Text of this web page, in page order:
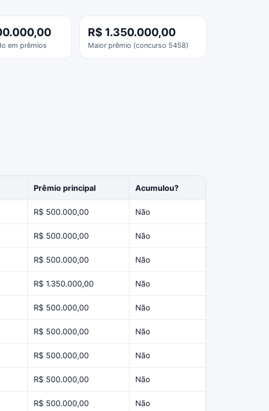
em prêmios
R$ 1.350.000,00
Maior prêmio (concurso 5458)
Prêmio principal Acumulou?
R$ 500.000,00 Não
R$ 500.000,00 Não
R$ 500.000,00 Não
R$ 1.350.000,00 Não
R$ 500.000,00 Não
R$ 500.000,00 Não
R$ 500.000,00 Não
R$ 500.000,00 Não
R$ 500.000,00 Não